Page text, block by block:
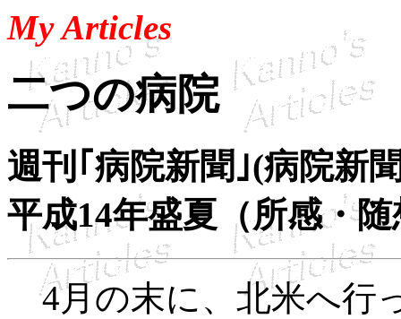
My Articles
二つの病院
週刊｢病院新聞｣(病院新
平成14年盛夏（所感・
4月の末に、北米へ行